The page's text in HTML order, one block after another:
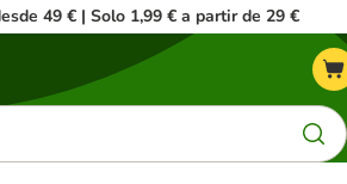
49 € | Solo 1,99 € a partir de 29 €